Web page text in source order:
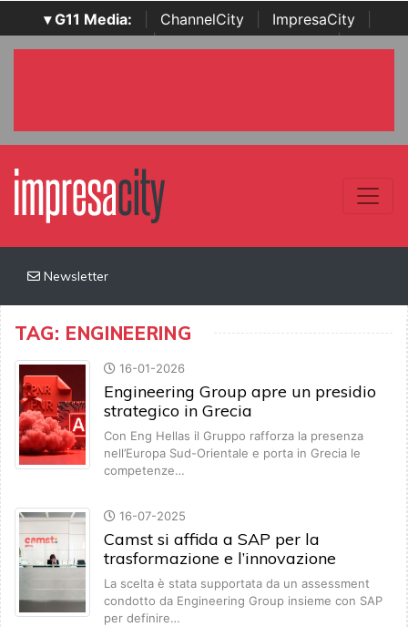
▾ G11 Media: ChannelCity ImpresaCity
SecurityOpenLab | Italian Channel Awards | Italian
Newsletter
TAG: ENGINEERING
16-01-2026
Engineering Group apre un presidio
strategico in Grecia
Con Eng Hellas il Gruppo rafforza la presenza
nell’Europa Sud-Orientale e porta in Grecia le
competenze…
16-07-2025
Camst si affida a SAP per la
trasformazione e l’innovazione
La scelta è stata supportata da un assessment
condotto da Engineering Group insieme con SAP
per definire…